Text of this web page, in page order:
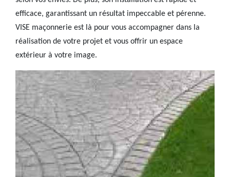
efficace, garantissant un résultat impeccable et pérenne.
VISE maçonnerie est là pour vous accompagner dans la
réalisation de votre projet et vous offrir un espace
extérieur à votre image.